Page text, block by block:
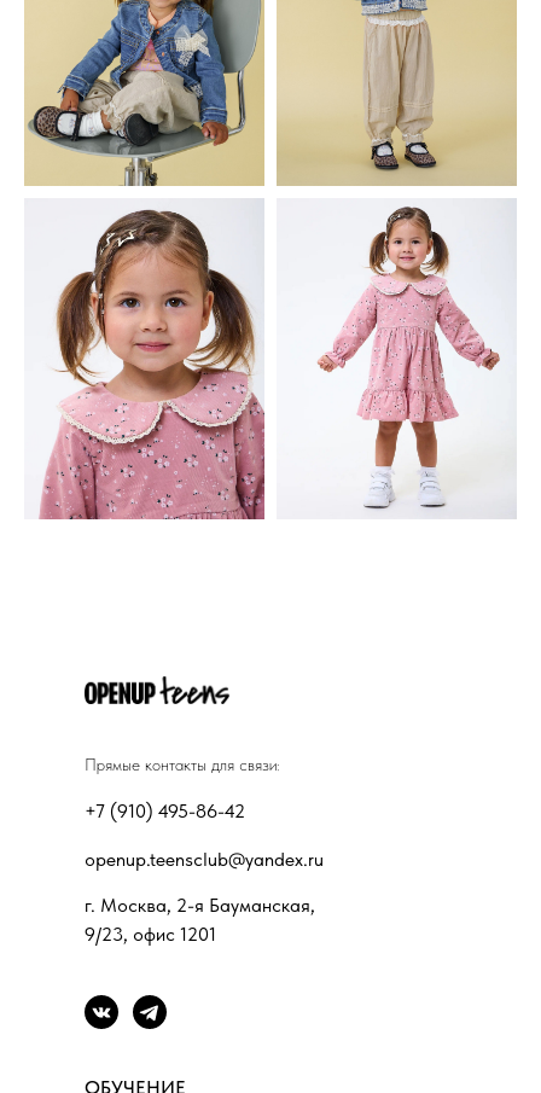
г. Москва, 2-я Бауманская,
9/23, офис 1201
+7 (910) 495-86-42
openup.teensclub@yandex.ru
Прямые контакты для связи:
ОБУЧЕНИЕ